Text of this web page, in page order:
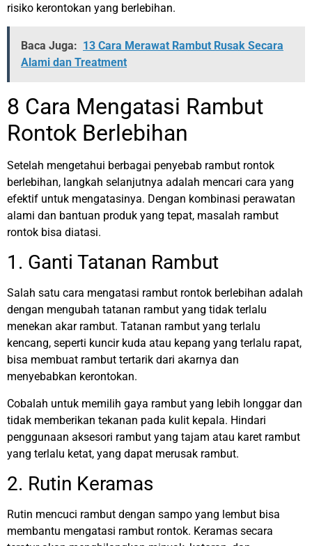
risiko kerontokan yang berlebihan.
Baca Juga: 13 Cara Merawat Rambut Rusak Secara
Alami dan Treatment
8 Cara Mengatasi Rambut
Rontok Berlebihan
Setelah mengetahui berbagai penyebab rambut rontok
berlebihan, langkah selanjutnya adalah mencari cara yang
efektif untuk mengatasinya. Dengan kombinasi perawatan
alami dan bantuan produk yang tepat, masalah rambut
rontok bisa diatasi.
1. Ganti Tatanan Rambut
Salah satu cara mengatasi rambut rontok berlebihan adalah
dengan mengubah tatanan rambut yang tidak terlalu
menekan akar rambut. Tatanan rambut yang terlalu
kencang, seperti kuncir kuda atau kepang yang terlalu rapat,
bisa membuat rambut tertarik dari akarnya dan
menyebabkan kerontokan.
Cobalah untuk memilih gaya rambut yang lebih longgar dan
tidak memberikan tekanan pada kulit kepala. Hindari
penggunaan aksesori rambut yang tajam atau karet rambut
yang terlalu ketat, yang dapat merusak rambut.
2. Rutin Keramas
Rutin mencuci rambut dengan sampo yang lembut bisa
membantu mengatasi rambut rontok. Keramas secara